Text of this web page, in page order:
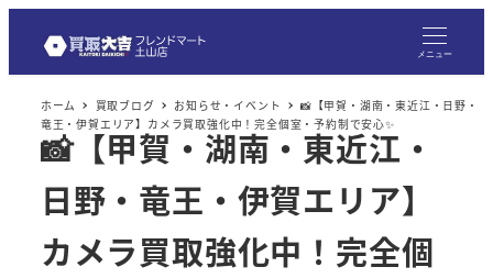
メニュー
ホーム 買取ブログ お知らせ・イベント
📸【甲賀・湖南・東近江・日野・
竜王・伊賀エリア】カメラ買取強化中！完全個室・予約制で安心✨
📸【甲賀・湖南・東近江・
日野・竜王・伊賀エリア】
カメラ買取強化中！完全個